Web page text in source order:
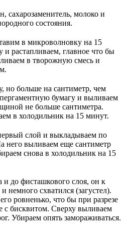
сахарозаменитель, молоко и
состояния.
в микроволновку на 15
и растапливаем, главное что бы
в творожную смесь и
но больше на сантиметр, чем
бумагу и выливаем
не больше сантиметра.
в холодильник на 15 минут.
слой и выкладываем по
него выливаем еще сантиметр
снова в холодильник на 15
и до фисташкового слоя, он к
немного схватился (загустел).
ровненько, что бы при разрезе
с бисквитом. Сверху выливаем
Убираем опять замораживаться.